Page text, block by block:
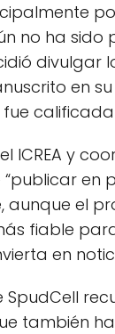
no ha
divulgar
en
ICREA y
“publicar
aunque el
fiable
en
SpudCell
también